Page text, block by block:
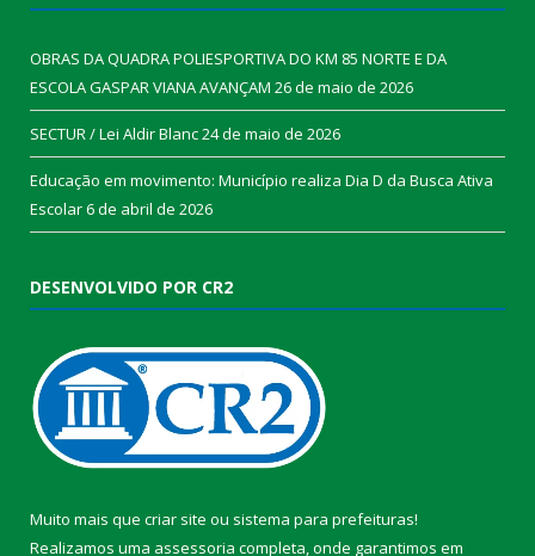
OBRAS DA QUADRA POLIESPORTIVA DO KM 85 NORTE E DA
ESCOLA GASPAR VIANA AVANÇAM 26 de maio de 2026
SECTUR / Lei Aldir Blanc24 de maio de 2026
Educação em movimento: Município realiza Dia D da Busca Ativa
Escolar6 de abril de 2026
DESENVOLVIDO POR CR2
Muito mais que criar site ou sistema para prefeituras!
Realizamos uma assessoria completa, onde garantimos em